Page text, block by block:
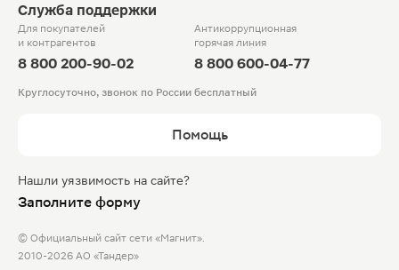
Служба поддержки
Для покупателей
и контрагентов
8 800 200-90-02
Антикоррупционная
горячая линия
8 800 600-04-77
Круглосуточно, звонок по России бесплатный
Помощь
Нашли уязвимость на сайте?
Заполните форму
© Официальный сайт сети «Магнит».
2010-2026 АО «Тандер»